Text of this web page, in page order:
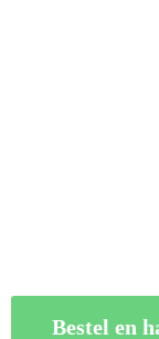
Bestel en